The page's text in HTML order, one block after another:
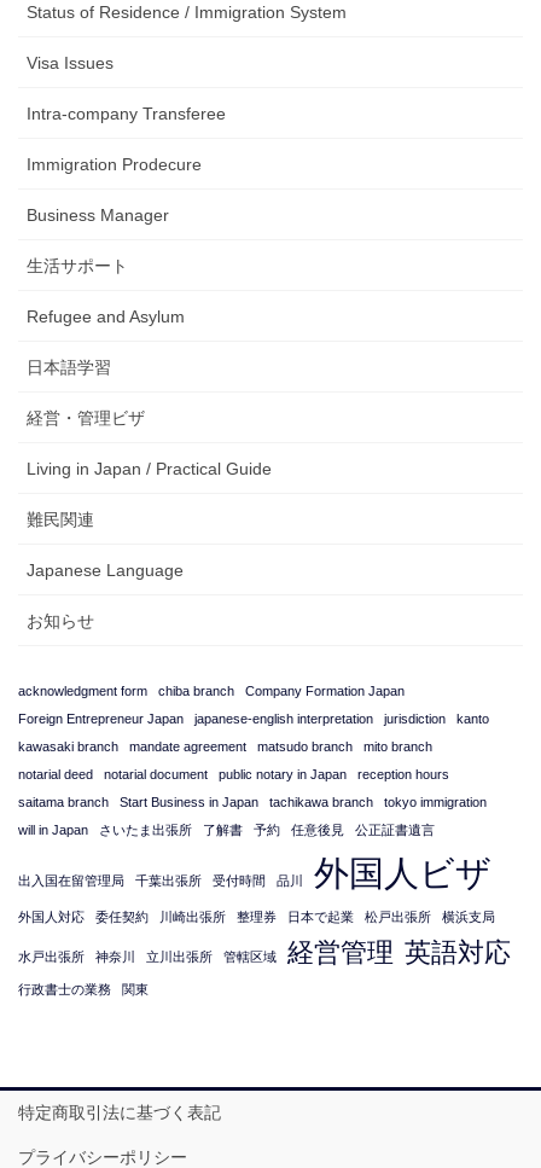
Status of Residence / Immigration System
Visa Issues
Intra-company Transferee
Immigration Prodecure
Business Manager
生活サポート
Refugee and Asylum
日本語学習
経営・管理ビザ
Living in Japan / Practical Guide
難民関連
Japanese Language
お知らせ
acknowledgment form chiba branch
Company Formation Japan
Foreign Entrepreneur Japan
japanese-english interpretation jurisdiction
kanto
kawasaki branch
mandate agreement matsudo branch
mito branch
notarial deed
notarial document public notary in Japan
reception hours
saitama branch
Start Business in Japan tachikawa branch
tokyo immigration
will in Japan
さいたま出張所 了解書 予約 任意後見 公正証書遺言
出入国在留管理局 千葉出張所 受付時間 品川 外国人ビザ
外国人対応 委任契約 川崎出張所 整理券 日本で起業 松戸出張所 横浜支局
水戸出張所 神奈川 立川出張所 管轄区域 経営管理 英語対応
行政書士の業務 関東
特定商取引法に基づく表記
プライバシーポリシー